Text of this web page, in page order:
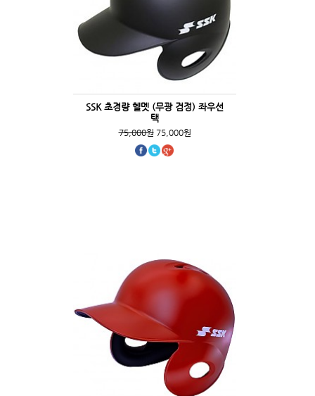
SSK 초경량 헬멧 (무광 검정) 좌우선
택
75,000원75,000원